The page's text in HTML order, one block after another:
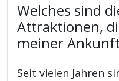
Welches sind
Attraktionen,
meiner
Seit vielen Jahren